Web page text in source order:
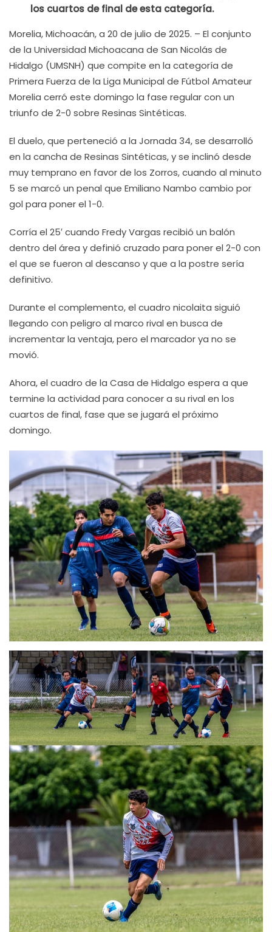
los cuartos de final de esta categoría.
Morelia, Michoacán, a 20 de julio de 2025. – El conjunto
de la Universidad Michoacana de San Nicolás de
Hidalgo (UMSNH) que compite en la categoría de
Primera Fuerza de la Liga Municipal de Fútbol Amateur
Morelia cerró este domingo la fase regular con un
triunfo de 2-0 sobre Resinas Sintéticas.
El duelo, que perteneció a la Jornada 34, se desarrolló
en la cancha de Resinas Sintéticas, y se inclinó desde
muy temprano en favor de los Zorros, cuando al minuto
5 se marcó un penal que Emiliano Nambo cambio por
gol para poner el 1-0.
Corría el 25′ cuando Fredy Vargas recibió un balón
dentro del área y definió cruzado para poner el 2-0 con
el que se fueron al descanso y que a la postre sería
definitivo.
Durante el complemento, el cuadro nicolaita siguió
llegando con peligro al marco rival en busca de
incrementar la ventaja, pero el marcador ya no se
movió.
Ahora, el cuadro de la Casa de Hidalgo espera a que
termine la actividad para conocer a su rival en los
cuartos de final, fase que se jugará el próximo
domingo.